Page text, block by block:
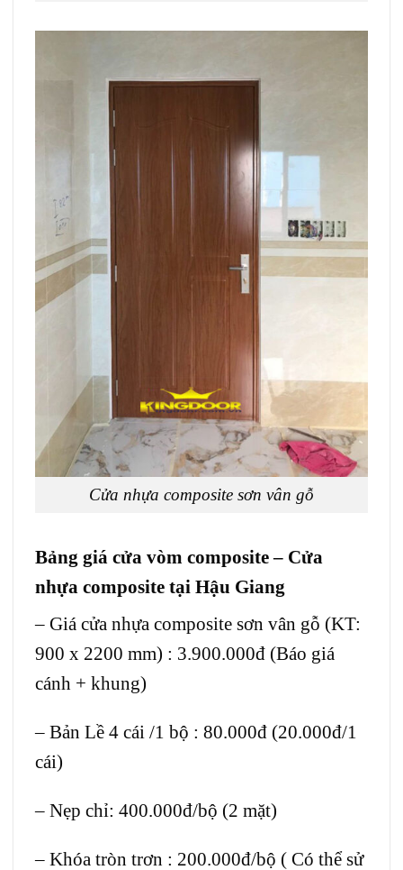
Cửa nhựa composite sơn vân gỗ
Bảng giá cửa vòm composite– Cửa
nhựa composite tại Hậu Giang
– Giá cửa nhựa composite sơn vân gỗ (KT:
900 x 2200 mm) : 3.900.000đ (Báo giá
cánh + khung)
– Bản Lề 4 cái /1 bộ : 80.000đ (20.000đ/1
cái)
– Nẹp chỉ: 400.000đ/bộ (2 mặt)
– Khóa tròn trơn : 200.000đ/bộ ( Có thể sử